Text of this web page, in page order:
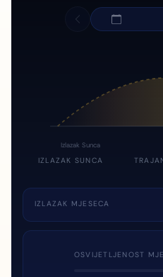
Izlazak Sunca
IZLAZAK SUNCA
IZLAZAK MJESECA
OSVIJETLJENOST